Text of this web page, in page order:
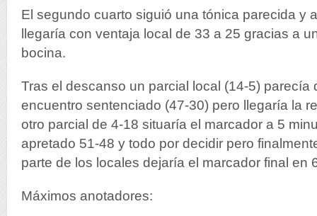
El segundo cuarto siguió una tónica parecida y
llegaría con ventaja local de 33 a 25 gracias a
bocina.
Tras el descanso un parcial local (14-5) parecía
encuentro sentenciado (47-30) pero llegaría la
otro parcial de 4-18 situaría el marcador a 5
apretado 51-48 y todo por decidir pero
parte de los locales dejaría el marcador final en
Máximos anotadores: